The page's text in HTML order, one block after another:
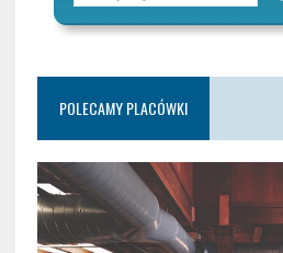
POLECAMY PLACÓWKI